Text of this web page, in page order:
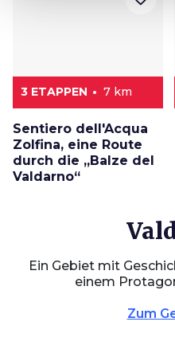
3 ETAPPEN 7 km
Sentiero dell'Acqua
Zolfina, eine Route
durch die „Balze del
Valdarno“
Ein Gebiet mit
einem
Zum